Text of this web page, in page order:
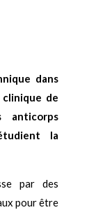
dans
clinique de
anticorps
la
par des
pour être